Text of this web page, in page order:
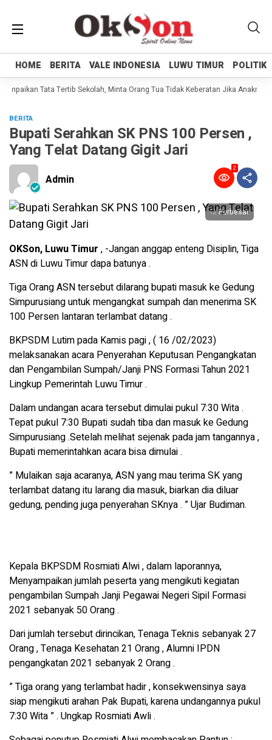
HOME BERITA VALE INDONESIA LUWU TIMUR POLITIK
HOME BERITA VALE INDONESIA LUWU TIMUR POLITIK
Tata Tertib Sekolah, Minta Orang Tua Tidak Keberatan Jika Anaknya
BERITA
Bupati Serahkan SK PNS 100 Persen ,
Yang Telat Datang Gigit Jari
Admin
2
Perbesar
OKSon, Luwu Timur , -Jangan anggap enteng Disiplin, Tiga
ASN di Luwu Timur dapa batunya .
Tiga Orang ASN tersebut dilarang bupati masuk ke Gedung
Simpurusiang untuk mengangkat sumpah dan menerima SK
100 Persen lantaran terlambat datang .
BKPSDM Lutim pada Kamis pagi , ( 16 /02/2023)
melaksanakan acara Penyerahan Keputusan Pengangkatan
dan Pengambilan Sumpah/Janji PNS Formasi Tahun 2021
Lingkup Pemerintah Luwu Timur .
Dalam undangan acara tersebut dimulai pukul 7:30 Wita .
Tepat pukul 7:30 Bupati sudah tiba dan masuk ke Gedung
Simpurusiang .Setelah melihat sejenak pada jam tangannya ,
Bupati memerintahkan acara bisa dimulai .
” Mulaikan saja acaranya, ASN yang mau terima SK yang
terlambat datang itu larang dia masuk, biarkan dia diluar
gedung, pending juga penyerahan SKnya . ” Ujar Budiman.
Kepala BKPSDM Rosmiati Alwi , dalam laporannya,
Menyampaikan jumlah peserta yang mengikuti kegiatan
pengambilan Sumpah Janji Pegawai Negeri Sipil Formasi
2021 sebanyak 50 Orang .
Dari jumlah tersebut dirincikan, Tenaga Teknis sebanyak 27
Orang , Tenaga Kesehatan 21 Orang , Alumni IPDN
pengangkatan 2021 sebanyak 2 Orang .
” Tiga orang yang terlambat hadir , konsekwensinya saya
siap mengikuti arahan Pak Bupati, karena undangannya pukul
7:30 Wita ” . Ungkap Rosmiati Awli .